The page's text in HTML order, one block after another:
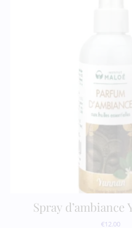
Spray d’ambiance
€12.00